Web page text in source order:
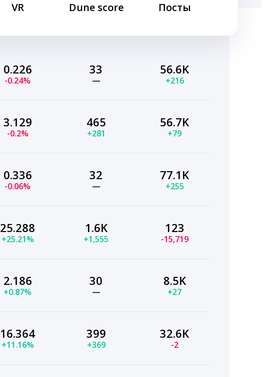
VR Dune score Посты
0.226
-0.24%
33
—
56.6K
+216
3.129
-0.2%
465
+281
56.7K
+79
0.336
-0.06%
32
—
77.1K
+255
25.288
+25.21%
1.6K
+1,555
123
-15,719
2.186
+0.87%
30
—
8.5K
+27
16.364
+11.16%
399
+369
32.6K
-2